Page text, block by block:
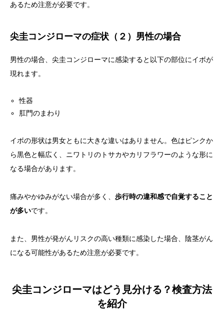
あるため注意が必要です。
尖圭コンジローマの症状（２）男性の場合
男性の場合、尖圭コンジローマに感染すると以下の部位にイボが
現れます。
性器
肛門のまわり
イボの形状は男女ともに大きな違いはありません。色はピンクか
ら黒色と幅広く、ニワトリのトサカやカリフラワーのような形に
なる場合があります。
痛みやかゆみがない場合が多く、 歩行時の違和感で自覚すること
が多いです。
また、男性が発がんリスクの高い種類に感染した場合、陰茎がん
になる可能性があるため注意が必要です。
尖圭コンジローマはどう見分ける？検査方法
を紹介